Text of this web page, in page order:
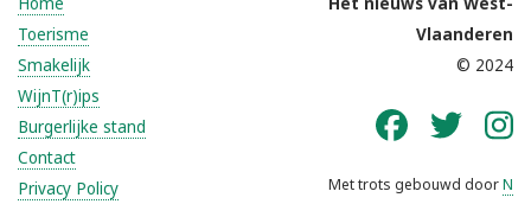
Toerisme
Smakelijk
WijnT(r)ips
Burgerlijke stand
Contact
Privacy Policy
Vlaanderen
© 2024
Met trots gebouwd doorN